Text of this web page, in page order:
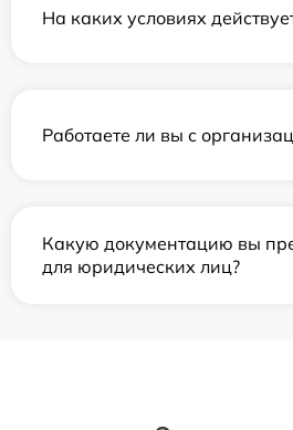
На каких условиях
Работаете ли вы с
Какую документацию вы
для юридических лиц?